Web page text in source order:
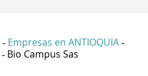
- Empresas en ANTIOQUIA -
- Bio Campus Sas